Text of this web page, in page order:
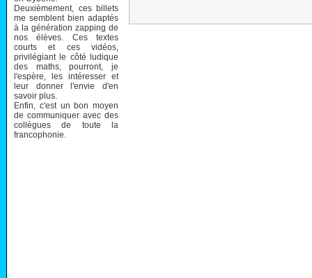
Deuxièmement, ces billets
me semblent bien adaptés
à la génération zapping de
nos élèves. Ces textes
courts et ces vidéos,
privilégiant le côté ludique
des maths, pourront, je
l'espère, les intéresser et
leur donner l'envie d'en
savoir plus.
Enfin, c'est un bon moyen
de communiquer avec des
collègues de toute la
francophonie.